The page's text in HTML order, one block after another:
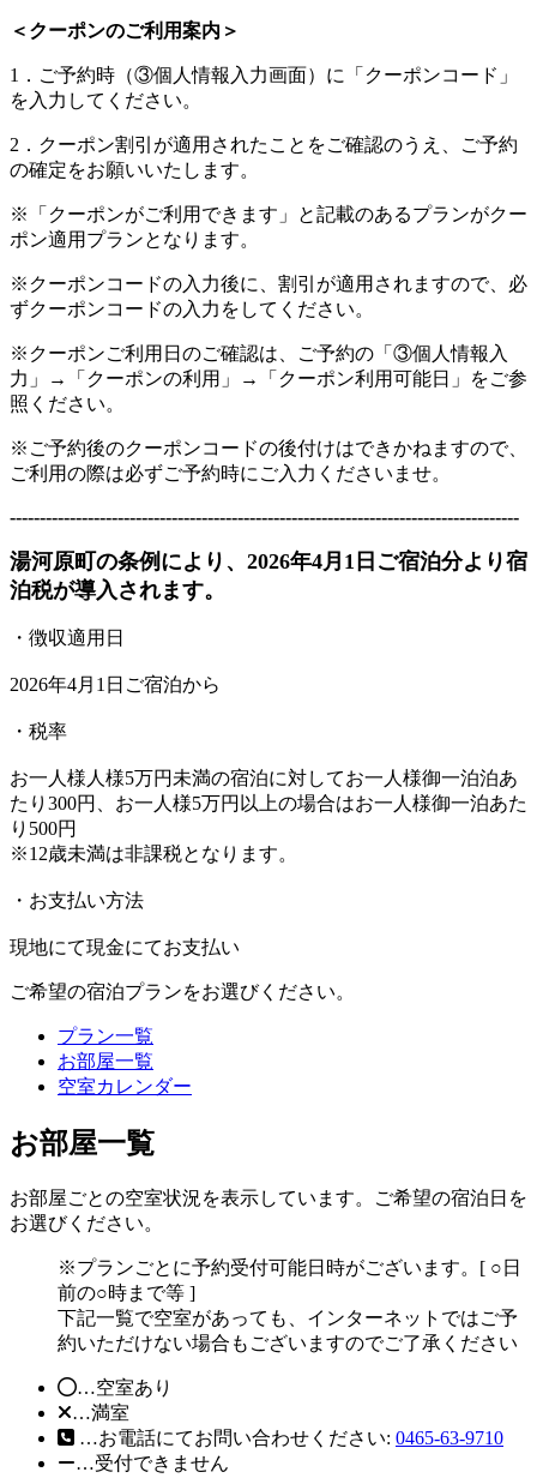
＜クーポンのご利用案内＞
1．ご予約時（③個人情報入力画面）に「クーポンコード」
を入力してください。
2．クーポン割引が適用されたことをご確認のうえ、ご予約
の確定をお願いいたします。
※「クーポンがご利用できます」と記載のあるプランがクー
ポン適用プランとなります。
※クーポンコードの入力後に、割引が適用されますので、必
ずクーポンコードの入力をしてください。
※クーポンご利用日のご確認は、ご予約の「③個人情報入
力」→「クーポンの利用」→「クーポン利用可能日」をご参
照ください。
※ご予約後のクーポンコードの後付けはできかねますので、
ご利用の際は必ずご予約時にご入力くださいませ。
-------------------------------------------------------------------------------------
湯河原町の条例により、2026年4月1日ご宿泊分より宿
泊税が導入されます。
・徴収適用日
2026年4月1日ご宿泊から
・税率
お一人様人様5万円未満の宿泊に対してお一人様御一泊泊あ
たり300円、お一人様5万円以上の場合はお一人様御一泊あた
り500円
※12歳未満は非課税となります。
・お支払い方法
現地にて現金にてお支払い
ご希望の宿泊プランをお選びください。
プラン一覧
お部屋一覧
空室カレンダー
お部屋一覧
お部屋ごとの空室状況を表示しています。ご希望の宿泊日を
お選びください。
※プランごとに予約受付可能日時がございます。[ ○日
前の○時まで等 ]
下記一覧で空室があっても、インターネットではご予
約いただけない場合もございますのでご了承ください
…空室あり
…満室
…お電話にてお問い合わせください: 0465-63-9710
…受付できません